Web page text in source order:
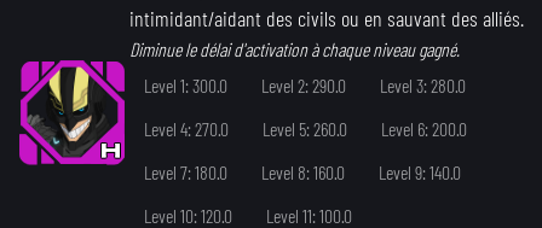
intimidant/aidant des civils ou en sauvant des alliés.
Diminue le délai d'activation à chaque niveau gagné.
Level 1: 300.0
Level 2: 290.0
Level 3: 280.0
Level 4: 270.0
Level 5: 260.0
Level 6: 200.0
Level 7: 180.0
Level 8: 160.0
Level 9: 140.0
Level 10: 120.0
Level 11: 100.0